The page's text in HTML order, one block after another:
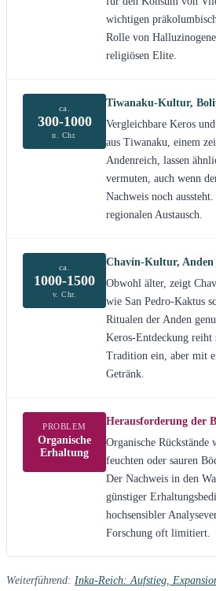
wichtigen
Rolle von
religiösen Elite.
ca.
300-1000
n. Chr.
Tiwanaku-Kultur,
Vergleichbare Keros
aus Tiwanaku, einem
Andenreich, lassen
vermuten, auch wenn
Nachweis noch
regionalen Austausch.
ca.
1000-1500
v. Chr.
Chavín-Kultur, Anden
Obwohl älter, zeigt
wie San Pedro-Kaktus
Ritualen der Anden
Keros-Entdeckung reiht
Tradition ein, aber mit
Getränk.
PROBLEM
Organische
Erhaltung
Herausforderung der
Organische
feuchten oder sauren
Der Nachweis in den
günstiger
hochsensibler
Forschung oft limitiert.
Weiterführend: Inka-Reich: Aufstieg,